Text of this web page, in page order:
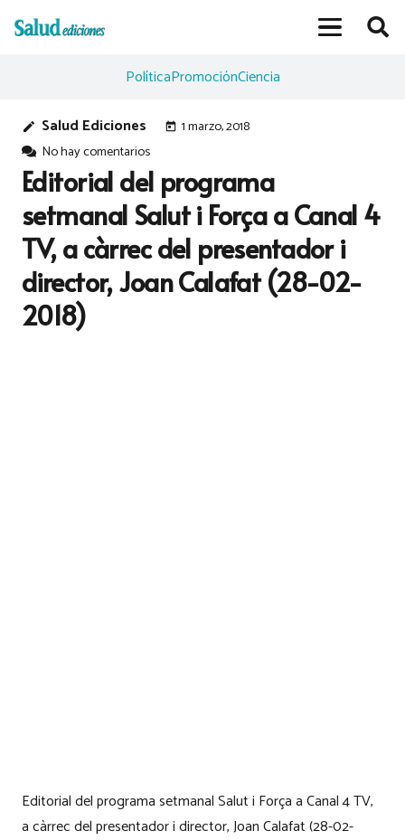
PolíticaPromociónCiencia
edit Salud Ediciones today 1 marzo, 2018
No hay comentarios
Editorial del programa
setmanal Salut i Força a Canal 4
TV, a càrrec del presentador i
director, Joan Calafat (28-02-
2018)
Editorial del programa setmanal Salut i Força a Canal 4 TV,
a càrrec del presentador i director, Joan Calafat (28-02-